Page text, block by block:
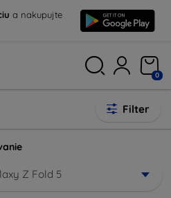
a nakupujte
0
Filter
Z Fold 5